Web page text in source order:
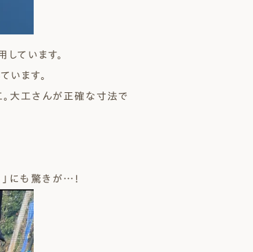
しています。
います。
大工さんが正確な寸法で
にも驚きが…！